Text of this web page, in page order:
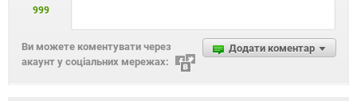
14 травня 2018, 11:00